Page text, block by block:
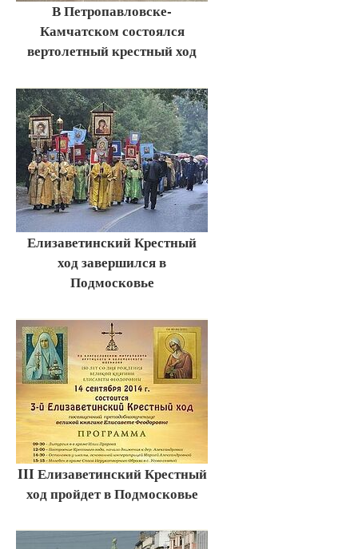
В Петропавловске-
Камчатском состоялся
вертолетный крестный ход
Елизаветинский Крестный
ход завершился в
Подмосковье
III Елизаветинский Крестный
ход пройдет в Подмосковье